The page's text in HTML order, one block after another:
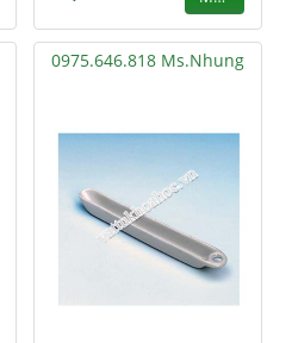
0975.646.818 Ms.Nhung